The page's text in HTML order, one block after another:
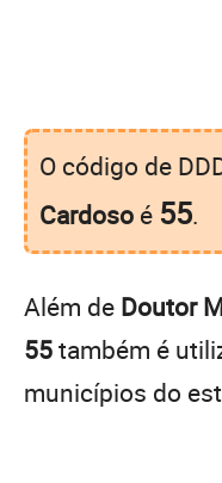
O código de
Cardoso é 55.
Além de Doutor
55também é
municípios do